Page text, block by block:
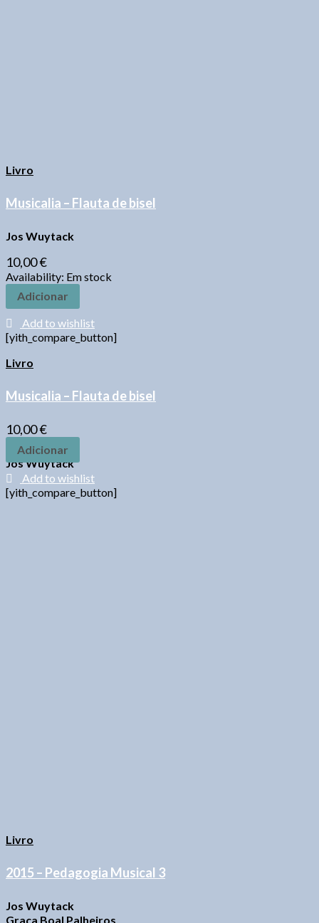
Livro
Musicalia – Flauta de bisel
Jos Wuytack
10,00€
Availability: Em stock
Adicionar
Add to wishlist
[yith_compare_button]
Livro
Musicalia – Flauta de bisel
10,00€
Adicionar
Jos Wuytack
Add to wishlist
[yith_compare_button]
Livro
2015 – Pedagogia Musical 3
Jos Wuytack
Graça Boal Palheiros